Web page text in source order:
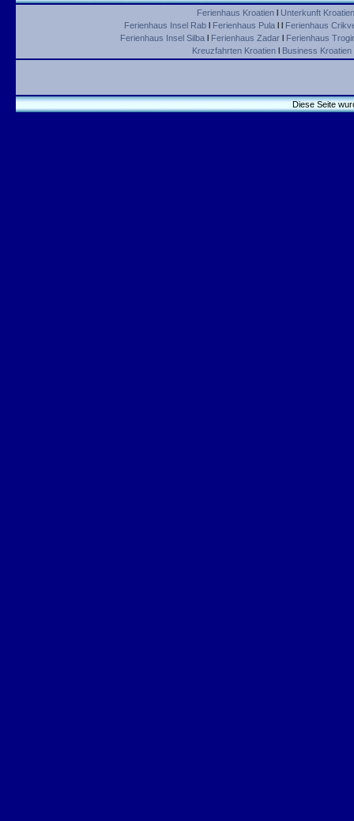
Ferienhaus Kroatien l Unterkunft Kroatien
Ferienhaus Insel Rab l Ferienhaus Pula l l Ferienhaus
Ferienhaus Insel Silbal Ferienhaus Zadarl Ferienhaus
Kreuzfahrten Kroatienl Business Kroatien
Diese Seite